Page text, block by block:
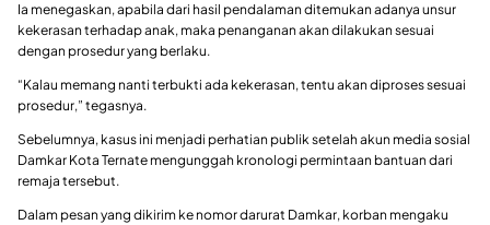
Ia menegaskan, apabila dari hasil pendalaman ditemukan adanya unsur
kekerasan terhadap anak, maka penanganan akan dilakukan sesuai
dengan prosedur yang berlaku.
“Kalau memang nanti terbukti ada kekerasan, tentu akan diproses sesuai
prosedur,” tegasnya.
Sebelumnya, kasus ini menjadi perhatian publik setelah akun media sosial
Damkar Kota Ternate mengunggah kronologi permintaan bantuan dari
remaja tersebut.
Dalam pesan yang dikirim ke nomor darurat Damkar, korban mengaku